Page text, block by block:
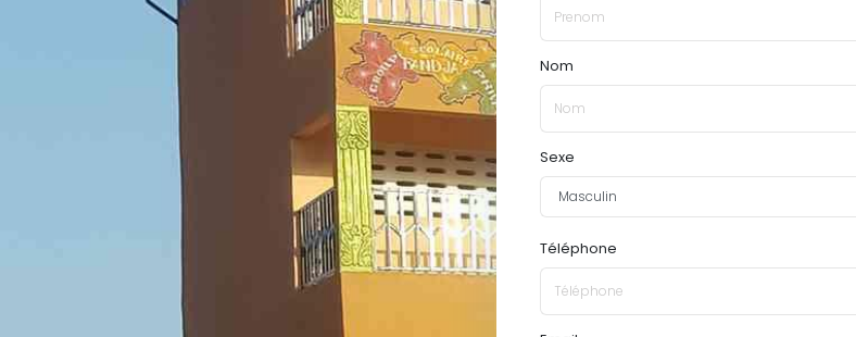
Nom
Sexe
Téléphone